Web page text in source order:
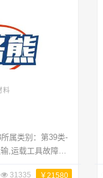
料
,运载工具故障牵
31335 ￥21580